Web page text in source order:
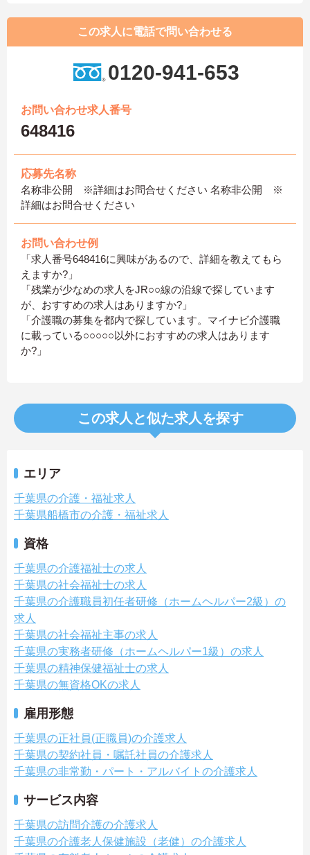
この求人に電話で問い合わせる
0120-941-653
お問い合わせ求人番号
648416
応募先名称
名称非公開 ※詳細はお問合せください 名称非公開 ※
詳細はお問合せください
お問い合わせ例
「求人番号648416に興味があるので、詳細を教えてもら
えますか?」
「残業が少なめの求人をJR○○線の沿線で探しています
が、おすすめの求人はありますか?」
「介護職の募集を都内で探しています。マイナビ介護職
に載っている○○○○○以外におすすめの求人はあります
か?」
この求人と似た求人を探す
エリア
千葉県の介護・福祉求人
千葉県船橋市の介護・福祉求人
資格
千葉県の介護福祉士の求人
千葉県の社会福祉士の求人
千葉県の介護職員初任者研修（ホームヘルパー2級）の
求人
千葉県の社会福祉主事の求人
千葉県の実務者研修（ホームヘルパー1級）の求人
千葉県の精神保健福祉士の求人
千葉県の無資格OKの求人
雇用形態
千葉県の正社員(正職員)の介護求人
千葉県の契約社員・嘱託社員の介護求人
千葉県の非常勤・パート・アルバイトの介護求人
サービス内容
千葉県の訪問介護の介護求人
千葉県の介護老人保健施設（老健）の介護求人